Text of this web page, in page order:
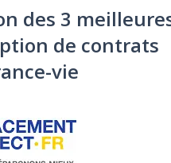
des 3
de contrats
vie